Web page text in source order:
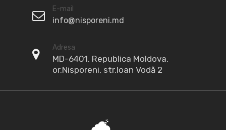
E-mail
info@nisporeni.md
Adresa
MD-6401, Republica Moldova,
or.Nisporeni, str.Ioan Vodă 2